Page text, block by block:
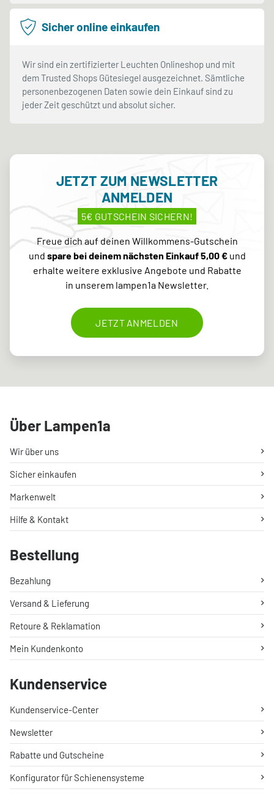
Sicher online einkaufen
Wir sind ein zertifizierter Leuchten Onlineshop und mit
dem Trusted Shops Gütesiegel ausgezeichnet. Sämtliche
personenbezogenen Daten sowie dein Einkauf sind zu
jeder Zeit geschützt und absolut sicher.
JETZT ZUM NEWSLETTER
ANMELDEN
5€ GUTSCHEIN SICHERN!
Freue dich auf deinen Willkommens-Gutschein
und spare bei deinem nächsten Einkauf 5,00 €und
erhalte weitere exklusive Angebote und Rabatte
in unserem lampen1a Newsletter.
JETZT ANMELDEN
Über Lampen1a
Wir über uns
Sicher einkaufen
Markenwelt
Hilfe & Kontakt
Bestellung
Bezahlung
Versand & Lieferung
Retoure & Reklamation
Mein Kundenkonto
Kundenservice
Kundenservice-Center
Newsletter
Rabatte und Gutscheine
Konfigurator für Schienensysteme